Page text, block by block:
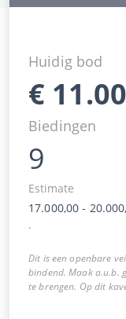
Huidig bod
€
Biedingen
9
Estimate
17.000,00 -
.
Dit is een openbare
bindend. Maak a.u.b.
te brengen. Op dit